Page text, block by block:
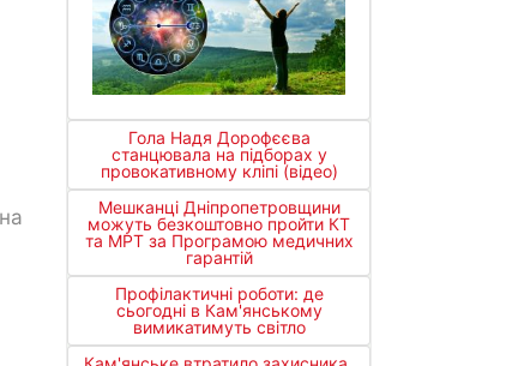
Гола Надя Дорофєєва
станцювала на підборах у
провокативному кліпі (відео)
Мешканці Дніпропетровщини
можуть безкоштовно пройти КТ
та МРТ за Програмою медичних
гарантій
Профілактичні роботи: де
сьогодні в Кам'янському
вимикатимуть світло